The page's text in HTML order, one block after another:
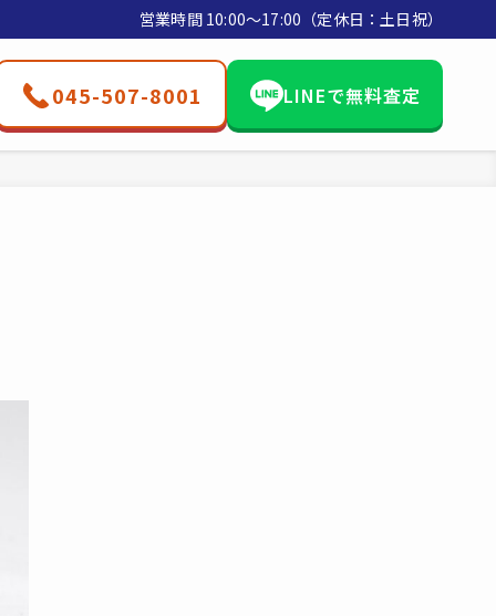
営業時間 10:00〜17:00（定休日：土日祝）
045-507-8001 LINEで無料査定